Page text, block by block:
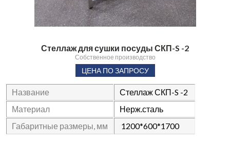
Стеллаж для сушки посуды СКП-S -2
Собственное производство
ЦЕНА ПО ЗАПРОСУ
Название
Стеллаж СКП-S -2
Материал
Нерж.сталь
Габаритные размеры, мм
1200*600*1700